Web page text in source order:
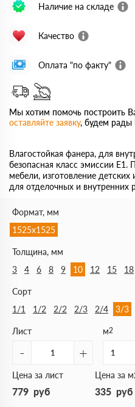
Наличие на складе
Качество
Оплата "по факту"
Мы хотим помочь построить
оставляйте заявку, будем рады
Влагостойкая фанера, для
безопасная класс эмиссии Е1.
мебели, изготовление
для отделочных и внутренних
Формат, мм
1525х1525
Толщина, мм
3
4 6 8 9 10 12 15 18
Сорт
1/1
1/2 2/2 2/3 2/4 3/3
Лист
- +
м2
Цена за лист
779 руб
Цена за м
335 руб